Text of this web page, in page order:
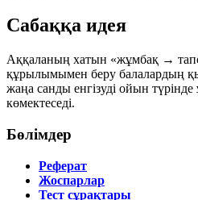
Сабаққа идея
Аққаланың хатын «жұмбақ →
құрылымымен беру балалардың
жаңа санды енгізуді ойын
көмектеседі.
Бөлімдер
Реферат
Жоспарлар
Тест сұрақтары